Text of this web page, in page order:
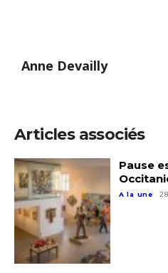
Adresse email*
Nom
Prénom
Adresse email*
Anne Devailly
Articles associés
Pause
A la une